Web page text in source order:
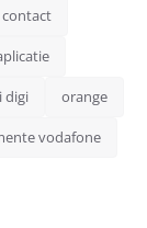
contact
digi orange
vodafone